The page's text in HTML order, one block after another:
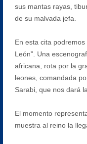
sus mantas rayas,
de su malvada jefa.
En esta cita
León”. Una
africana, rota por la
leones, comandada
Sarabi, que nos dará
El momento
muestra al reino la